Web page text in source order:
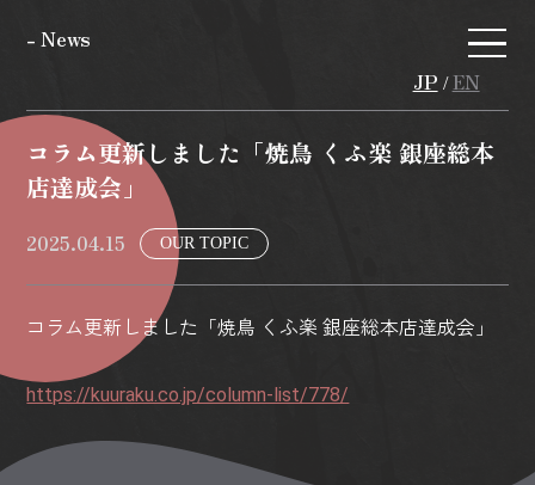
- News
JP / EN
コラム更新しました「焼鳥 くふ楽 銀座総本
店達成会」
2025.04.15 OUR TOPIC
コラム更新しました「焼鳥 くふ楽 銀座総本店達成会」
https://kuuraku.co.jp/column-list/778/